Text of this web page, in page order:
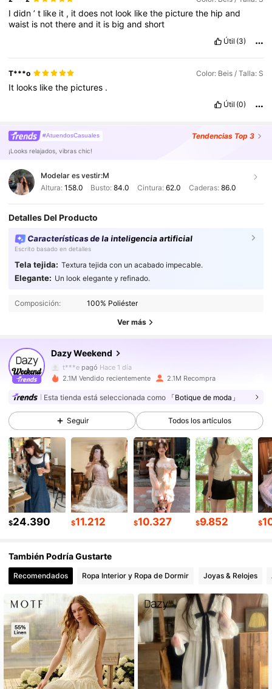
Ididn’t like it , itdoes not look likethe picturethe hipand
waist is notthereand it is bigandshort
Útil (3)
T***o Color: Beis / Talla: S
It looks likethe pictures .
Útil (0)
#AtuendosCasuales Tendencias Top 3
¡Looks relajados, vibras chic!
Modelar es vestir:M
Altura: 158.0 Busto:84.0 Cintura: 62.0 Caderas: 86.0
Detalles Del Producto
Características de la inteligencia artificial
Escrito basado en detalles
Tela tejida: Textura tejida con un acabado impecable.
Elegante: Un look elegante y refinado.
Composición: 100% Poliéster
Ver más
Dazy Weekend
4,89 948K Seguidores
4,89
948K Seguidores
t***epagó Hace 1 día
4,89 948K Seguidores
4,89 948K Seguidores
4,89 948K Seguidores
4,89 948K Seguidores
4,89 948K Seguidores
4,89 948K Seguidores
4,89 948K Seguidores
4,89 948K Seguidores
2.1M Vendido recientemente 2.1M Recompra
Esta tienda está seleccionada como 「Botique de moda」
Seguir Todos los artículos
$24.390 $11.212 $10.327 $9.852 $
También Podría Gustarte
Recomendados Ropa Interior y Ropa de Dormir Joyas & Relojes